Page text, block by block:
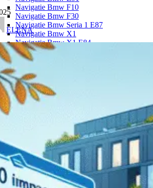
Navigatie Bmw F10
Navigatie Bmw F30
Navigatie Bmw Seria 1 E87
Navigatie Bmw X1
Navigatie Bmw X1 E84
Navigatie BMW X3
Navigatie BMW X3 E83
Navigatie BMW X3 f25
Logan
Navigație Dacia Logan 1 (2004–2012)
Navigație Dacia Logan 2 (2012–2020)
Navigație Dacia Logan 3 (2020–Prezent)
Dacia Duster
Navigatie Duster 2011
Navigatie Duster 2019
Navigatie Audi A3 8p
Navigatie Audi A4
Navigatie Audi A4 B6
Navigatie Audi A4 B7
Navigatie Audi A4 B8
ELENA